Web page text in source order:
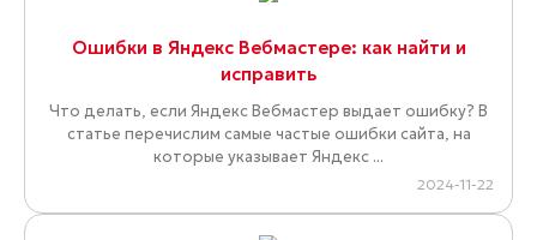
Ошибки в Яндекс Вебмастере: как найти и
исправить
Что делать, если Яндекс Вебмастер выдает ошибку? В
статье перечислим самые частые ошибки сайта, на
которые указывает Яндекс ...
2024-11-22